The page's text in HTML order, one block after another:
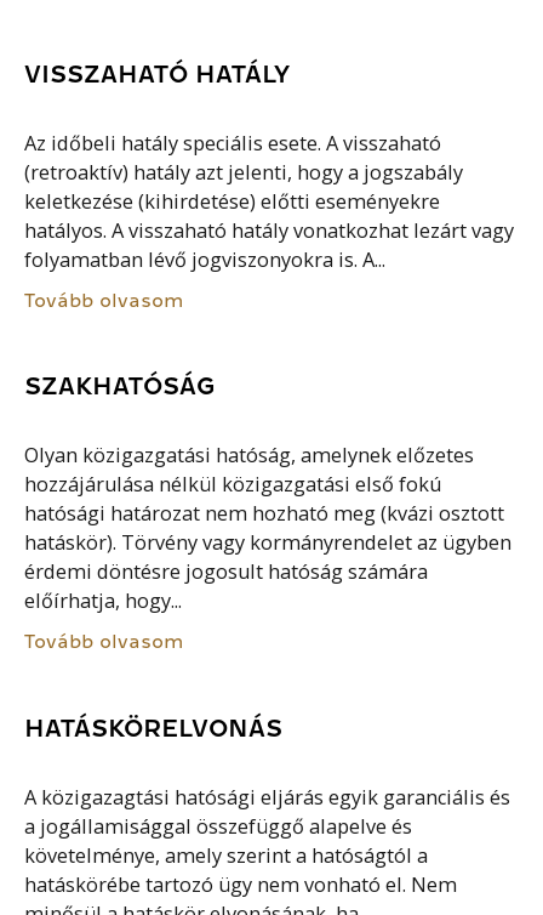
VISSZAHATÓ HATÁLY
Az időbeli hatály speciális esete. A visszaható
(retroaktív) hatály azt jelenti, hogy a jogszabály
keletkezése (kihirdetése) előtti eseményekre
hatályos. A visszaható hatály vonatkozhat lezárt vagy
folyamatban lévő jogviszonyokra is. A...
Tovább olvasom
SZAKHATÓSÁG
Olyan közigazgatási hatóság, amelynek előzetes
hozzájárulása nélkül közigazgatási első fokú
hatósági határozat nem hozható meg (kvázi osztott
hatáskör). Törvény vagy kormányrendelet az ügyben
érdemi döntésre jogosult hatóság számára
előírhatja, hogy...
Tovább olvasom
HATÁSKÖRELVONÁS
A közigazagtási hatósági eljárás egyik garanciális és
a jogállamisággal összefüggő alapelve és
követelménye, amely szerint a hatóságtól a
hatáskörébe tartozó ügy nem vonható el. Nem